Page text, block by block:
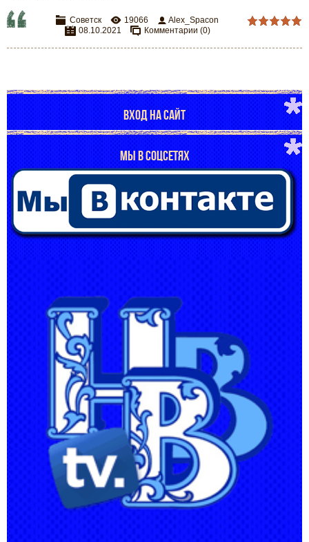
Советск 19066
Alex_Spacon
08.10.2021
Комментарии (0)
ВХОД НА САЙТ
МЫ В СОЦСЕТЯХ